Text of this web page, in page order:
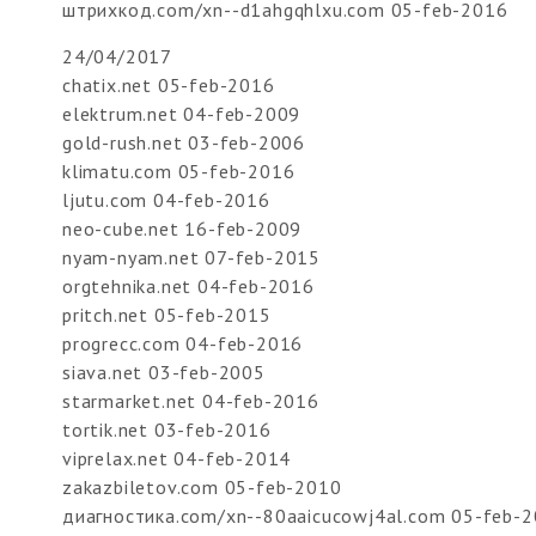
штрихкод.com/xn--d1ahgqhlxu.com 05-feb-2016
24/04/2017
chatix.net 05-feb-2016
elektrum.net 04-feb-2009
gold-rush.net 03-feb-2006
klimatu.com 05-feb-2016
ljutu.com 04-feb-2016
neo-cube.net 16-feb-2009
nyam-nyam.net 07-feb-2015
orgtehnika.net 04-feb-2016
pritch.net 05-feb-2015
progrecc.com 04-feb-2016
siava.net 03-feb-2005
starmarket.net 04-feb-2016
tortik.net 03-feb-2016
viprelax.net 04-feb-2014
zakazbiletov.com 05-feb-2010
диагностика.com/xn--80aaicucowj4al.com 05-feb-